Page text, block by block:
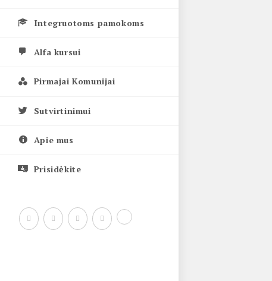
Integruotoms pamokoms
Alfa kursui
Pirmajai Komunijai
Sutvirtinimui
Apie mus
Prisidėkite